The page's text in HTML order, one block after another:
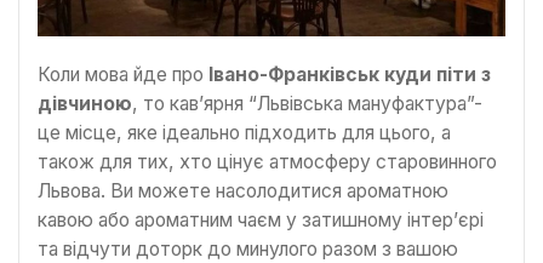
Коли мова йде про Івано-Франківськ куди піти з
дівчиною, то кав’ярня “Львівська мануфактура”-
це місце, яке ідеально підходить для цього, а
також для тих, хто цінує атмосферу старовинного
Львова. Ви можете насолодитися ароматною
кавою або ароматним чаєм у затишному інтер’єрі
та відчути доторк до минулого разом з вашою